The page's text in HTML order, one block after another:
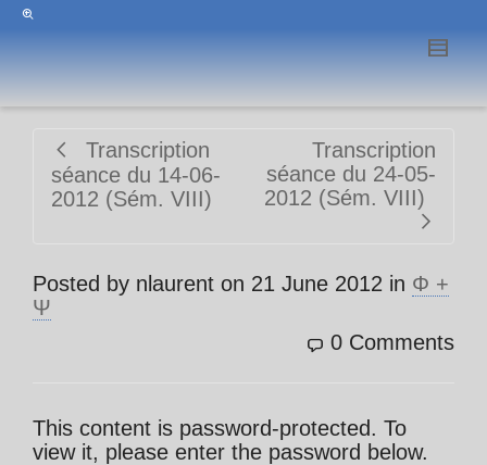
Transcription
séance du 14-06-
2012 (Sém. VIII)
Transcription
séance du 24-05-
2012 (Sém. VIII)
Posted by nlaurent on 21 June 2012 in Φ +
Ψ
0 Comments
This content is password-protected. To
view it, please enter the password below.